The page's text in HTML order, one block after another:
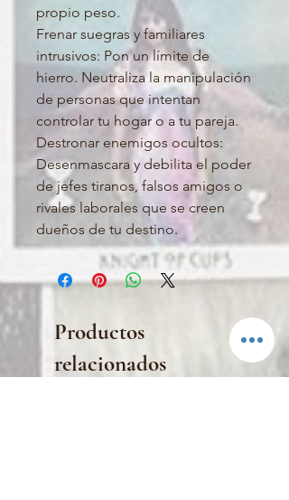
propio peso.
Frenar suegras y familiares
intrusivos: Pon un límite de
hierro. Neutraliza la manipulación
de personas que intentan
controlar tu hogar o a tu pareja.
Destronar enemigos ocultos:
Desenmascara y debilita el poder
de jefes tiranos, falsos amigos o
rivales laborales que se creen
dueños de tu destino.
Productos
relacionados